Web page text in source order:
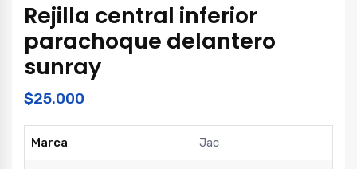
Rejilla central inferior
parachoque delantero
sunray
$25.000
Marca Jac